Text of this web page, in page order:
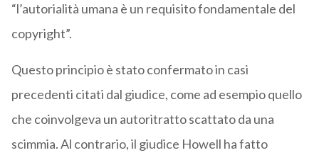
“l’autorialità umana è un requisito fondamentale del
copyright”.
Questo principio è stato confermato in casi
precedenti citati dal giudice, come ad esempio quello
che coinvolgeva un autoritratto scattato da una
scimmia. Al contrario, il giudice Howell ha fatto